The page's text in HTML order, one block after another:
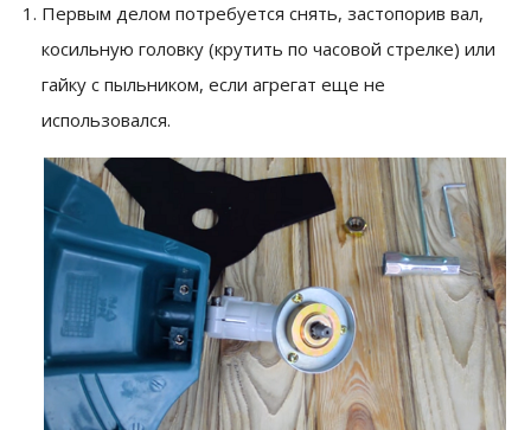
Первым делом потребуется снять, застопорив вал,
косильную головку (крутить по часовой стрелке) или
гайку с пыльником, если агрегат еще не
использовался.